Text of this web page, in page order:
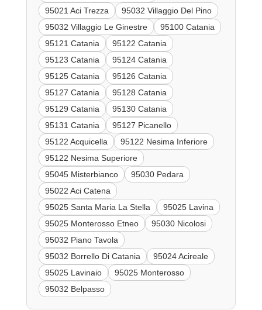
95021 Aci Trezza
95032 Villaggio Del Pino
95032 Villaggio Le Ginestre
95100 Catania
95121 Catania
95122 Catania
95123 Catania
95124 Catania
95125 Catania
95126 Catania
95127 Catania
95128 Catania
95129 Catania
95130 Catania
95131 Catania
95127 Picanello
95122 Acquicella
95122 Nesima Inferiore
95122 Nesima Superiore
95045 Misterbianco
95030 Pedara
95022 Aci Catena
95025 Santa Maria La Stella
95025 Lavina
95025 Monterosso Etneo
95030 Nicolosi
95032 Piano Tavola
95032 Borrello Di Catania
95024 Acireale
95025 Lavinaio
95025 Monterosso
95032 Belpasso